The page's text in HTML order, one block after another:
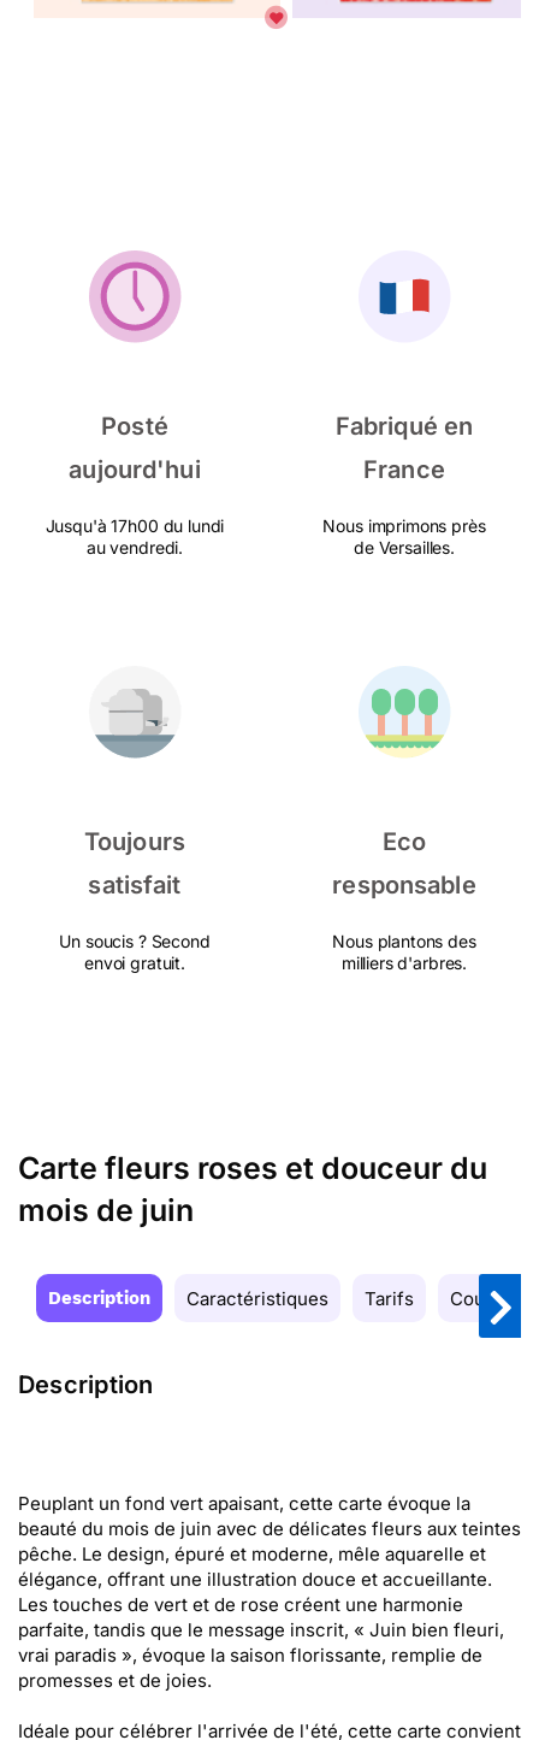
Posté
aujourd'hui
Jusqu'à 17h00 du lundi
au vendredi.
Fabriqué en
France
Nous imprimons près
de Versailles.
Toujours
satisfait
Un soucis ? Second
envoi gratuit.
Eco
responsable
Nous plantons des
milliers d'arbres.
Carte fleurs roses et douceur du
mois de juin
Description Caractéristiques Tarifs Couleurs
Description
Peuplant un fond vert apaisant, cette carte évoque la
beauté du mois de juin avec de délicates fleurs aux teintes
pêche. Le design, épuré et moderne, mêle aquarelle et
élégance, offrant une illustration douce et accueillante.
Les touches de vert et de rose créent une harmonie
parfaite, tandis que le message inscrit, « Juin bien fleuri,
vrai paradis », évoque la saison florissante, remplie de
promesses et de joies.
Idéale pour célébrer l'arrivée de l'été, cette carte convient